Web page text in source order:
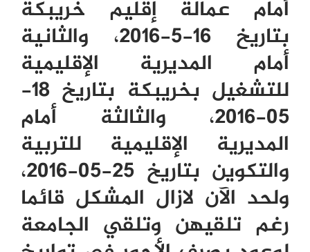
أمام عمالة إقليم خريبكة
بتاريخ 16-5-2016، والثانية
أمام المديرية الإقليمية
للتشغيل بخريبكة بتاريخ 18-
05-2016، والثالثة أمام
المديرية الإقليمية للتربية
والتكوين بتاريخ 25-05-2016،
ولحد الآن لازال المشكل قائما
رغم تلقيهن وتلقي الجامعة